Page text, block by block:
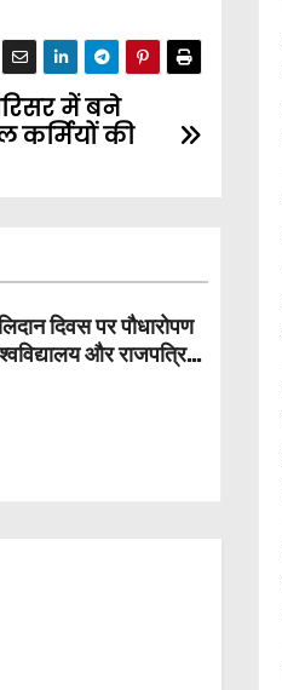
में बने
कर्मियों की
दिवस पर पौधारोपण
और राजपत्रित
मांग